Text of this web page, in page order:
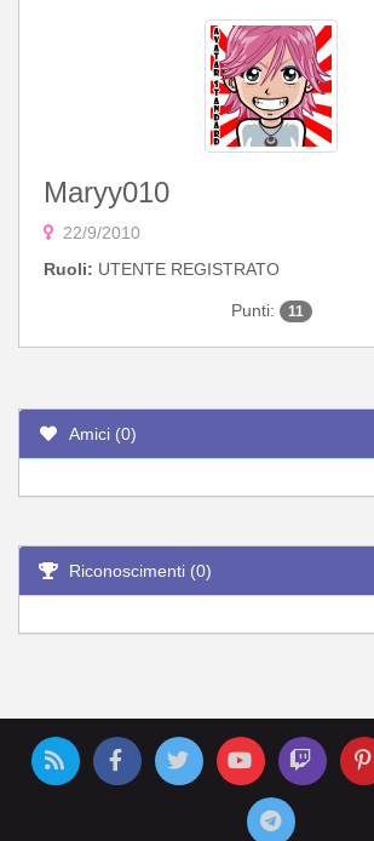
Maryy010
22/9/2010
Ruoli: UTENTE REGISTRATO
Punti: 11
Amici (0)
Riconoscimenti (0)